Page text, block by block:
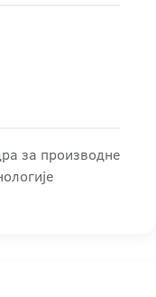
за производне